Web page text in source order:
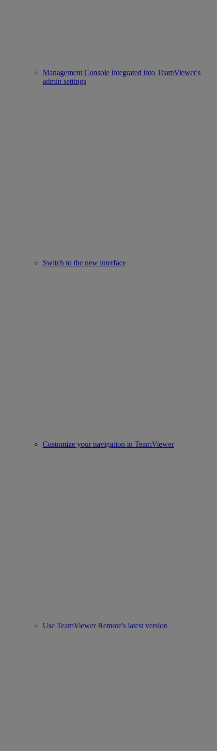
Management Console integrated into TeamViewer's
admin settings
Switch to the new interface
Customize your navigation in TeamViewer
Use TeamViewer Remote's latest version